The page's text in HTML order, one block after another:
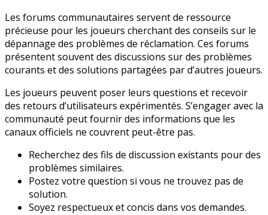
Les forums communautaires servent de ressource
précieuse pour les joueurs cherchant des conseils sur le
dépannage des problèmes de réclamation. Ces forums
présentent souvent des discussions sur des problèmes
courants et des solutions partagées par d’autres joueurs.
Les joueurs peuvent poser leurs questions et recevoir
des retours d’utilisateurs expérimentés. S’engager avec la
communauté peut fournir des informations que les
canaux officiels ne couvrent peut-être pas.
Recherchez des fils de discussion existants pour des
problèmes similaires.
Postez votre question si vous ne trouvez pas de
solution.
Soyez respectueux et concis dans vos demandes.